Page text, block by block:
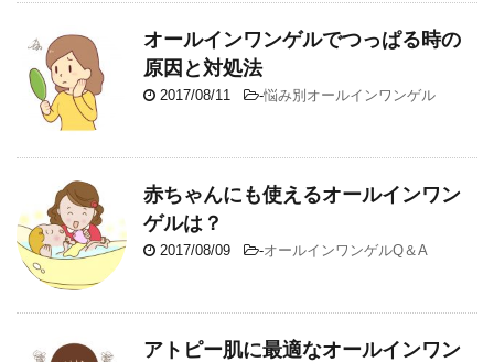
オールインワンゲルでつっぱる時の
原因と対処法
2017/08/11 -悩み別オールインワンゲル
赤ちゃんにも使えるオールインワン
ゲルは？
2017/08/09 -オールインワンゲルQ＆A
アトピー肌に最適なオールインワン